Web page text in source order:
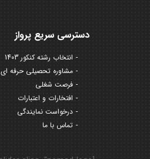
دسترسی سریع پرواز
انتخاب رشته کنکور 1403
مشاوره تحصیلی حرفه ای
فرصت شغلی
افتخارات و اعتبارات
درخواست نمایندگی
تماس با ما